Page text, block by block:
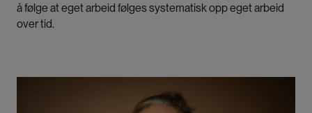
å følge at eget arbeid følges systematisk opp eget arbeid
over tid.